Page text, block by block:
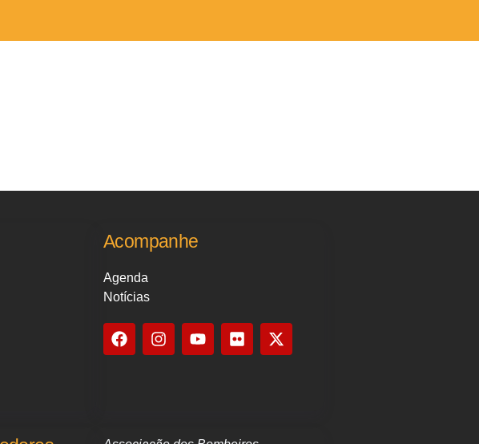
Acompanhe
Agenda
Notícias